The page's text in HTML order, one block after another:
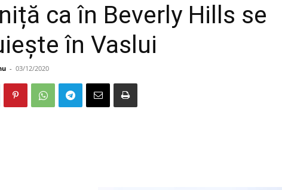
ca în Beverly Hills se
în Vaslui
- 03/12/2020